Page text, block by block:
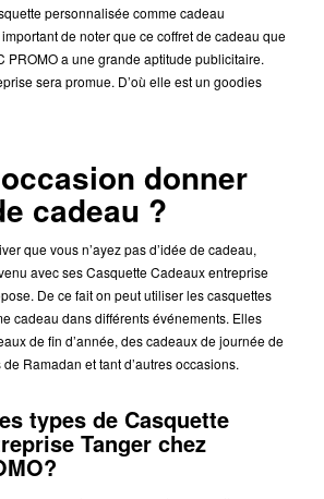
personnalisée comme cadeau
de noter que ce coffret de cadeau que
PROMO a une grande aptitude publicitaire.
sera promue. D’où elle est un goodies
donner
cadeau ?
que vous n’ayez pas d’idée de cadeau,
avec ses Casquette Cadeaux entreprise
De ce fait on peut utiliser les casquettes
cadeau dans différents événements. Elles
de fin d’année, des cadeaux de journée de
Ramadan et tant d’autres occasions.
types de Casquette
Tanger chez